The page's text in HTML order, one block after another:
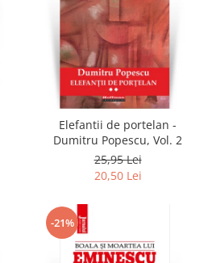
Elefantii de portelan -
Dumitru Popescu, Vol. 2
25,95 Lei
20,50 Lei
-21%